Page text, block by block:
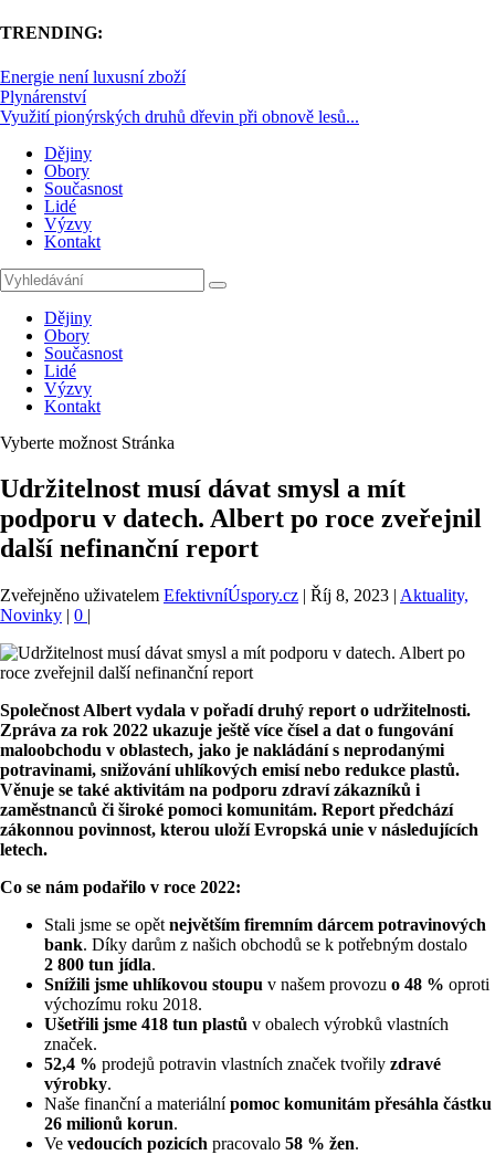
TRENDING:
Energie není luxusní zboží
Plynárenství
Využití pionýrských druhů dřevin při obnově lesů...
Dějiny
Obory
Současnost
Lidé
Výzvy
Kontakt
Dějiny
Obory
Současnost
Lidé
Výzvy
Kontakt
Vyberte možnost Stránka
Udržitelnost musí dávat smysl a mít
podporu v datech. Albert po roce zveřejnil
další nefinanční report
Zveřejněno uživatelem EfektivníÚspory.cz | Říj 8, 2023 | Aktuality,
Novinky | 0 |
Společnost Albert vydala v pořadí druhý report o udržitelnosti.
Zpráva za rok 2022 ukazuje ještě více čísel a dat o fungování
maloobchodu v oblastech, jako je nakládání s neprodanými
potravinami, snižování uhlíkových emisí nebo redukce plastů.
Věnuje se také aktivitám na podporu zdraví zákazníků i
zaměstnanců či široké pomoci komunitám. Report předchází
zákonnou povinnost, kterou uloží Evropská unie v následujících
letech.
Co se nám podařilo v roce 2022:
Stali jsme se opět největším firemním dárcem potravinových
bank. Díky darům z našich obchodů se k potřebným dostalo
2 800 tun jídla.
Snížili jsme uhlíkovou stoupu v našem provozu o 48 % oproti
výchozímu roku 2018.
Ušetřili jsme 418 tun plastů v obalech výrobků vlastních
značek.
52,4 % prodejů potravin vlastních značek tvořily zdravé
výrobky.
Naše finanční a materiálnípomoc komunitám přesáhla částku
26 milionů korun.
Ve vedoucích pozicích pracovalo 58 % žen.